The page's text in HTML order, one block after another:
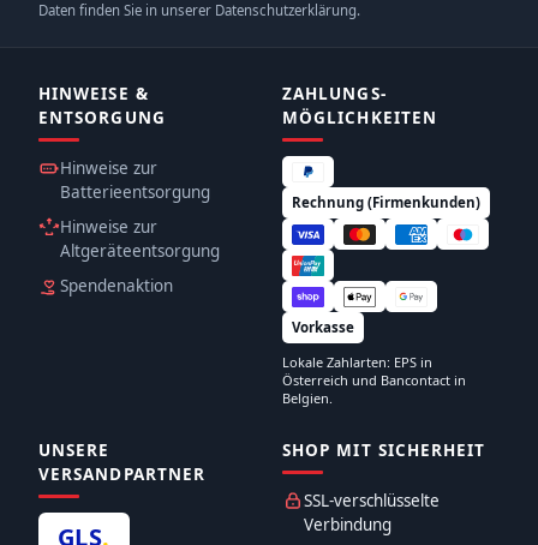
Daten finden Sie in unserer Datenschutzerklärung.
HINWEISE &
ENTSORGUNG
Hinweise zur
Batterieentsorgung
Hinweise zur
Altgeräteentsorgung
Spendenaktion
ZAHLUNGS­
MÖGLICHKEITEN
Rechnung (Firmenkunden)
Vorkasse
Lokale Zahlarten: EPS in
Österreich und Bancontact in
Belgien.
UNSERE
VERSANDPARTNER
GLS.
SHOP MIT SICHERHEIT
SSL-verschlüsselte
Verbindung